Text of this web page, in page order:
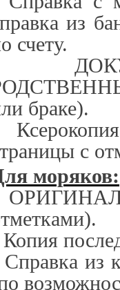
из
счету.
браке).
с
моряков:
ОРИГИНАЛ
Копия
Справка из